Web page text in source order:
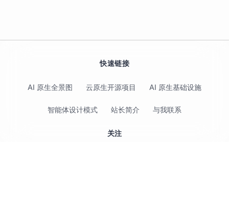
快速链接
AI 原生全景图 云原生开源项目 AI 原生基础设施
智能体设计模式 站长简介 与我联系
关注